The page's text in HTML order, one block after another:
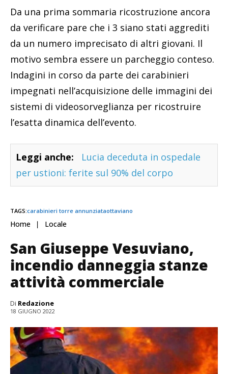
Da una prima sommaria ricostruzione ancora
da verificare pare che i 3 siano stati aggrediti
da un numero imprecisato di altri giovani. Il
motivo sembra essere un parcheggio conteso.
Indagini in corso da parte dei carabinieri
impegnati nell’acquisizione delle immagini dei
sistemi di videosorveglianza per ricostruire
l’esatta dinamica dell’evento.
Leggi anche:
Lucia deceduta in ospedale
per ustioni: ferite sul 90% del corpo
TAGS:carabinieri torre annunziataottaviano
Home Locale
San Giuseppe Vesuviano,
incendio danneggia stanze
attività commerciale
Di Redazione
18 GIUGNO 2022